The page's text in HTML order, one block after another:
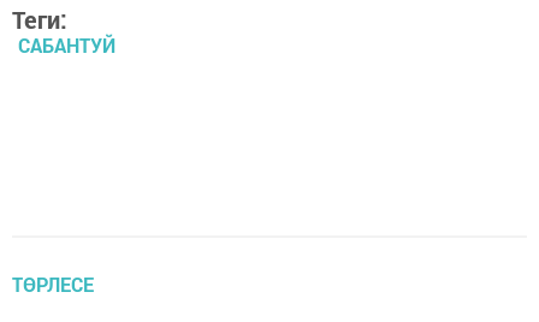
Теги:
САБАНТУЙ
ТӨРЛЕСЕ